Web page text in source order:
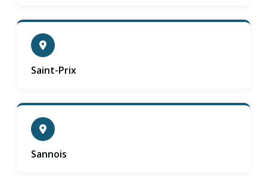
Saint-Prix
Sannois